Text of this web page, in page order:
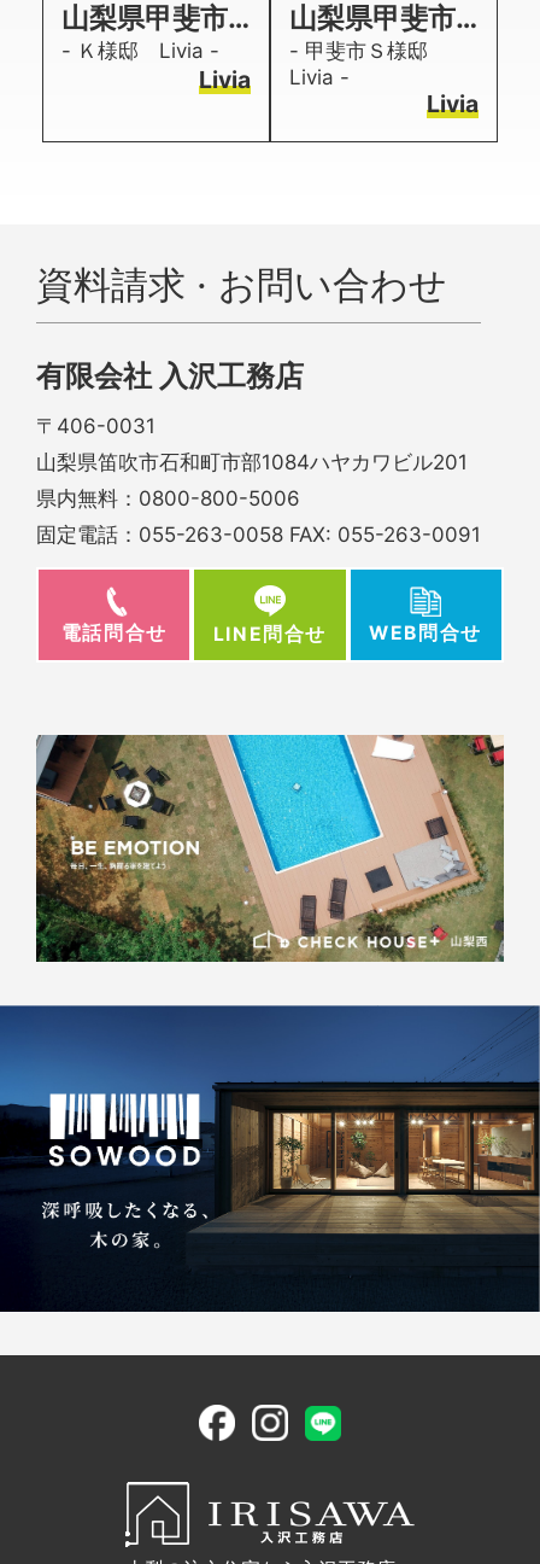
山梨県甲斐市新築注文住宅｜Liviaシンプルな家の事例紹介
- Ｋ様邸 Livia -
Livia
山梨県甲斐市注文住宅｜リヴィア規格住宅、LDKの吹き抜けで採光を計算
- 甲斐市Ｓ様邸
Livia -
Livia
資料請求 · お問い合わせ
有限会社 入沢工務店
〒406-0031
山梨県笛吹市石和町市部1084ハヤカワビル201
県内無料： 0800-800-5006
固定電話： 055-263-0058 FAX: 055-263-0091
電話問合せ LINE問合せ WEB問合せ